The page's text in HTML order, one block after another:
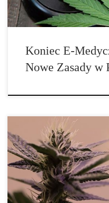
Koniec E-
Nowe Zasady w
Jaskra jest grupą chorób oczu
uszkodzeń […]